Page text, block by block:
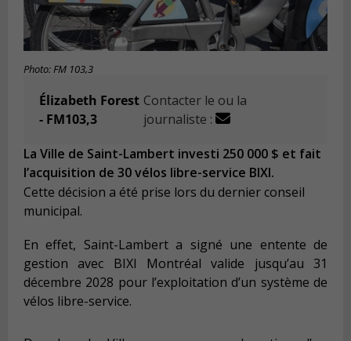
Photo: FM 103,3
Élizabeth Forest
- FM103,3
Contacter le ou la
journaliste :
La Ville de Saint-Lambert investi 250 000 $ et fait
l’acquisition de 30 vélos libre-service BIXI.
Cette décision a été prise lors du dernier conseil
municipal.
En effet, Saint-Lambert a signé une entente de
gestion avec BIXI Montréal valide jusqu’au 31
décembre 2028 pour l’exploitation d’un système de
vélos libre-service.